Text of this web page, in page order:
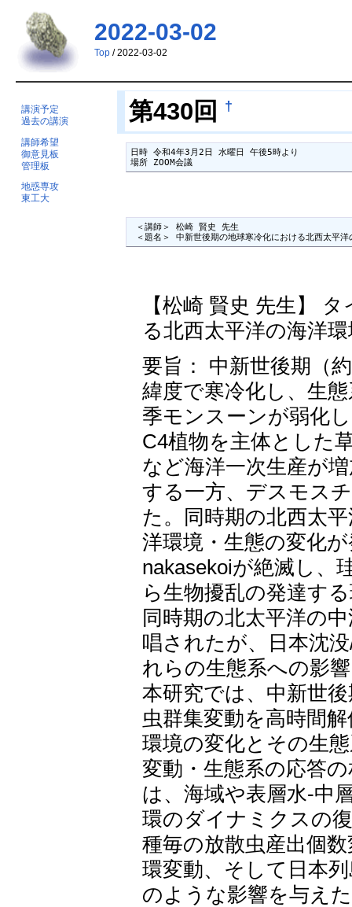
2022-03-02
Top/ 2022-03-02
講演予定
過去の講演
講師希望
御意見板
管理板
地惑専攻
東工大
第430回 †
日時 令和4年3月2日 水曜日 午後5時より
場所 ZOOM会議
＜講師＞ 松崎 賢史 先生
＜題名＞ 中新世後期の地球寒冷化における北西太平洋
【松崎 賢史 先生】
る北西太平洋の海洋
要旨： 中新世後期（
緯度で寒冷化し、生
季モンスーンが弱化
C4植物を主体とした
など海洋一次生産が
する一方、デスモス
た。同時期の北西太
洋環境・生態の変化
nakasekoiが絶滅し、
ら生物擾乱の発達す
同時期の北太平洋の
唱されたが、日本沈
れらの生態系への影
本研究では、中新世
虫群集変動を高時間
環境の変化とその生
変動・生態系の応答
は、海域や表層水-中
環のダイナミクスの
種毎の放散虫産出個
環変動、そして日本
のような影響を与え